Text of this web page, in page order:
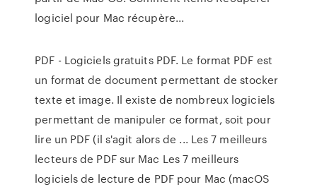
logiciel pour Mac récupère...
PDF - Logiciels gratuits PDF. Le format PDF est
un format de document permettant de stocker
texte et image. Il existe de nombreux logiciels
permettant de manipuler ce format, soit pour
lire un PDF (il s'agit alors de ... Les 7 meilleurs
lecteurs de PDF sur Mac Les 7 meilleurs
logiciels de lecture de PDF pour Mac (macOS